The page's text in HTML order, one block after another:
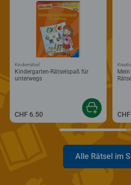
Kindergarten-Rätselspaß für
unterwegs
Kinderrätsel
CHF 6.50
Alle Rätsel im